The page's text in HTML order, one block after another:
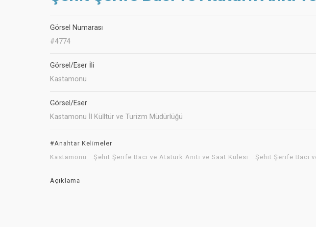
Görsel Numarası
#4774
Görsel/Eser İli
Kastamonu
Görsel/Eser
Kastamonu İl Külltür ve Turizm Müdürlüğü
#Anahtar Kelimeler
Kastamonu
Şehit Şerife Bacı ve Atatürk Anıtı ve Saat Kulesi Şehit Şerife Bacı
Açıklama